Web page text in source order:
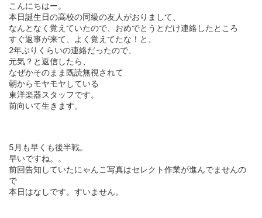
こんにちはー。
本日誕生日の高校の同級の友人がおりまして、
なんとなく覚えていたので、おめでとうとだけ連絡したところ
すぐ返事が来て、よく覚えてたな！と、
2年ぶりくらいの連絡だったので、
元気？と返信したら、
なぜかそのまま既読無視されて
朝からモヤモヤしている
東洋楽器スタッフです。
前向いて生きます。
5月も早くも後半戦。
早いですね。。
前回告知していたにゃんこ写真はセレクト作業が進んでませんの
で
本日はなしです。すいません。